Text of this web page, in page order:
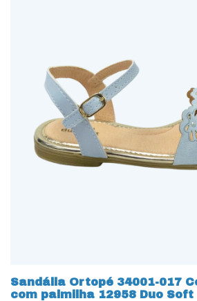
Sandália Ortopé 34001-017
com palmilha 12958 Duo Soft